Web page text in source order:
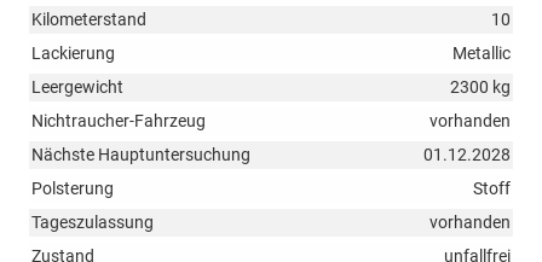
Kilometerstand
10
Lackierung
Metallic
Leergewicht
2300 kg
Nichtraucher-Fahrzeug
vorhanden
Nächste Hauptuntersuchung
01.12.2028
Polsterung
Stoff
Tageszulassung
vorhanden
Zustand
unfallfrei